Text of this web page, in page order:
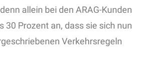
allein bei den ARAG-Kunden
30 Prozent an, dass sie sich nun
Verkehrsregeln